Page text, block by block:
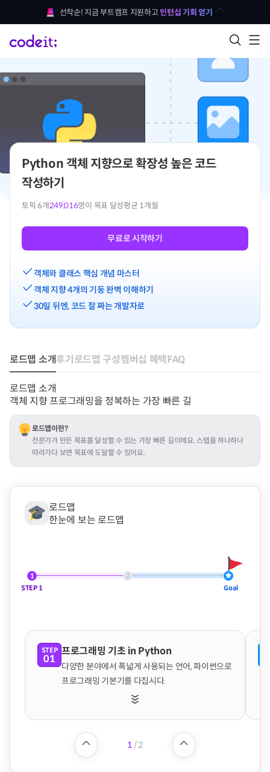
선착순! 지금 부트캠프 지원하고 인턴십 기회 얻기
Python 객체 지향으로 확장성 높은 코드
작성하기
토픽6개249,016명이 목표 달성평균 1개월
무료로 시작하기
객체와 클래스 핵심 개념 마스터
객체 지향 4개의 기둥 완벽 이해하기
30일 뒤엔, 코드 잘 짜는 개발자로
로드맵 소개후기 로드맵 구성멤버십 혜택FAQ
로드맵 소개
객체 지향 프로그래밍을 정복하는 가장 빠른 길
로드맵이란?
전문가가 만든 목표를 달성할 수 있는 가장 빠른 길이에요. 스텝을 하나하나
따라가다 보면 목표에 도달할 수 있어요.
로드맵
한눈에 보는 로드맵
1
STEP 1
2
Goal
STEP
01
프로그래밍 기초 in Python
다양한 분야에서 폭넓게 사용되는 언어, 파이썬으로
프로그래밍 기본기를 다집시다.
1/2